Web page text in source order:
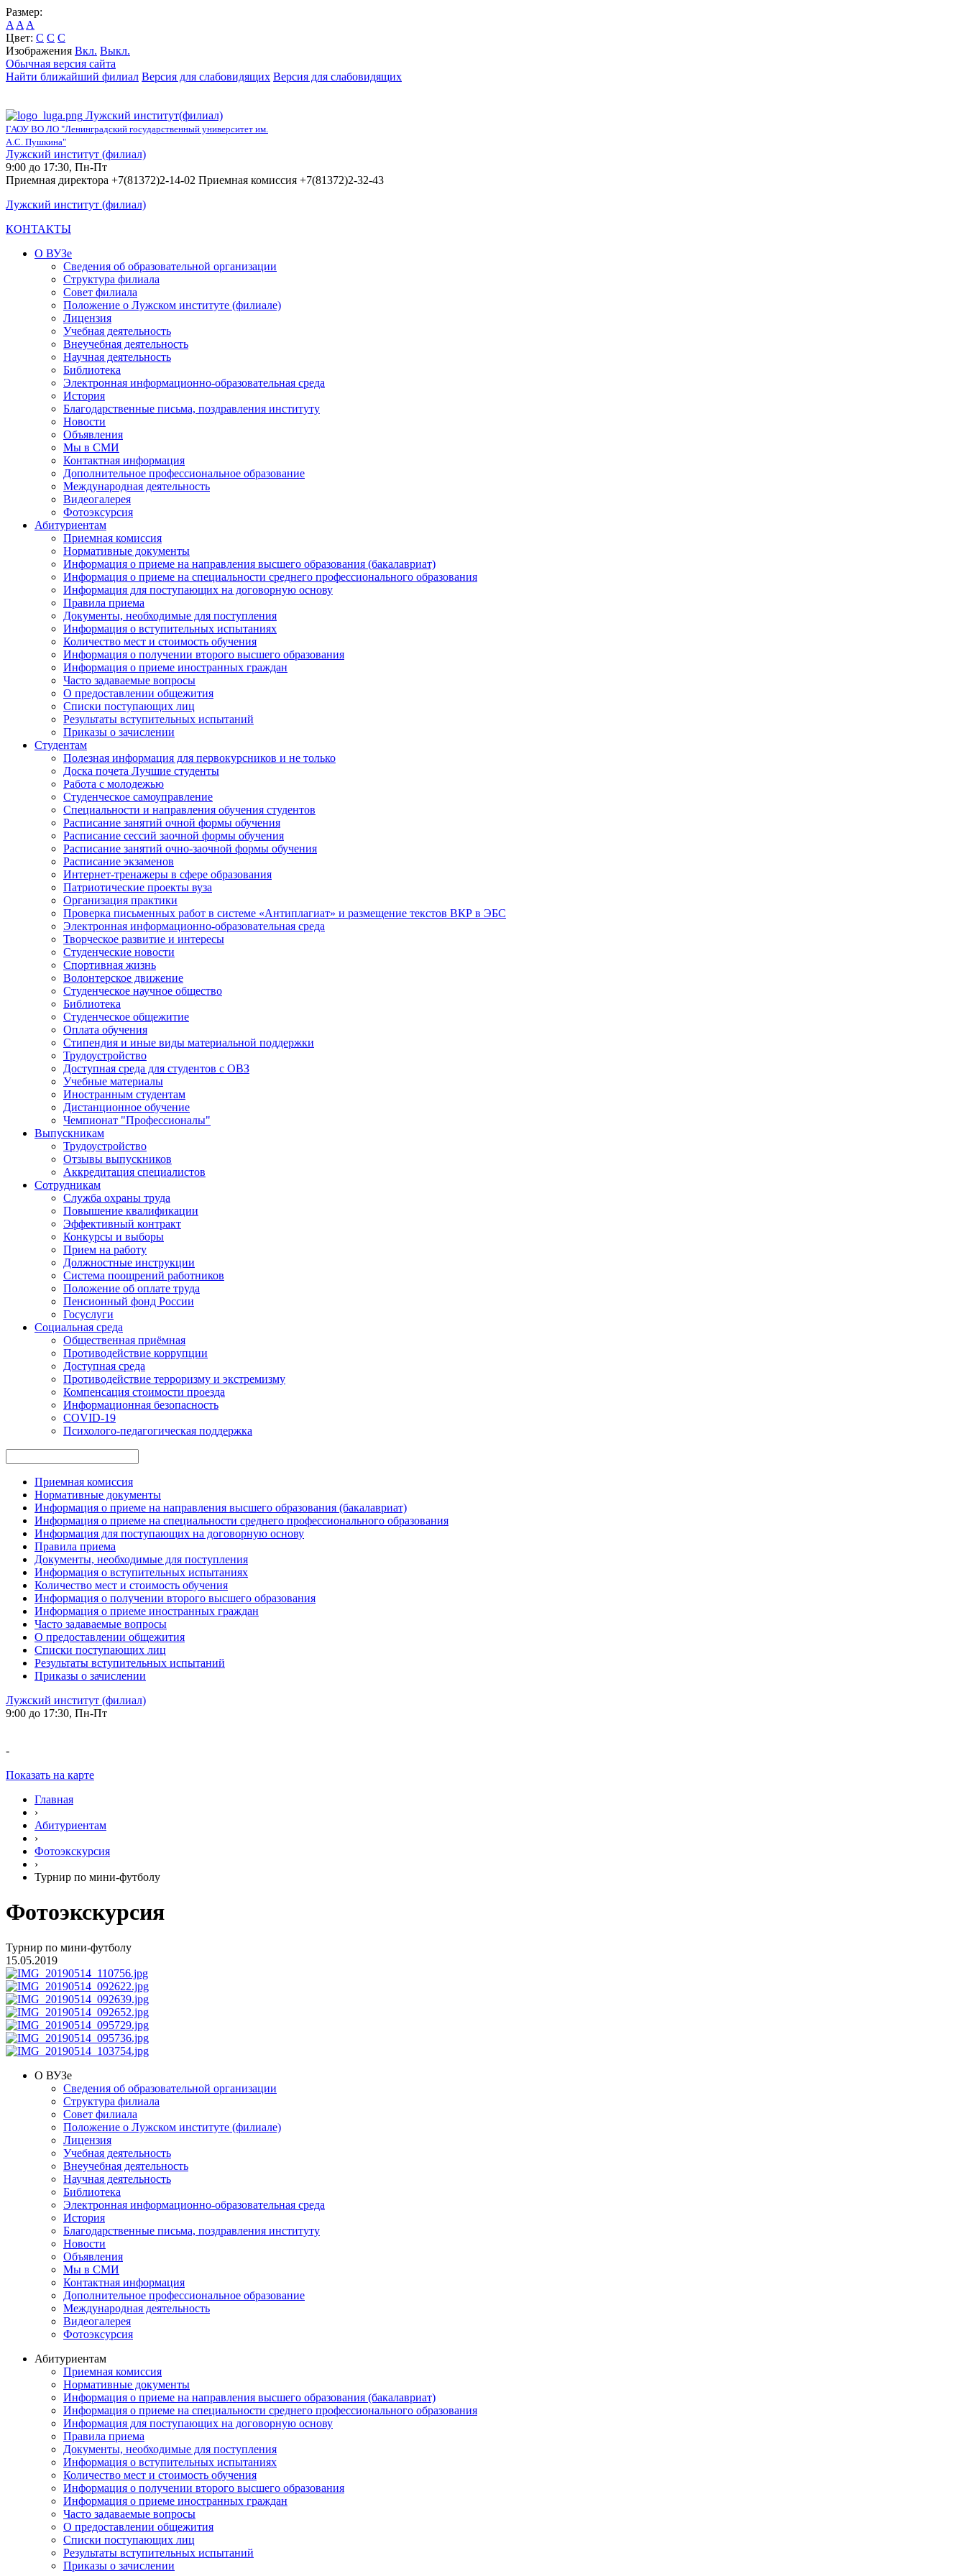
Размер:
A A A
Цвет: C C C
Изображения Вкл. Выкл.
Обычная версия сайта
Найти ближайший филиал Версия для слабовидящих Версия для слабовидящих
Лужский институт(филиал)
ГАОУ ВО ЛО "Ленинградский государственный университет им.
А.С. Пушкина"
Лужский институт (филиал)
9:00 до 17:30, Пн-Пт
Приемная директора +7(81372)2-14-02 Приемная комиссия +7(81372)2-32-43
Лужский институт (филиал)
КОНТАКТЫ
О ВУЗе
Сведения об образовательной организации
Структура филиала
Совет филиала
Положение о Лужском институте (филиале)
Лицензия
Учебная деятельность
Внеучебная деятельность
Научная деятельность
Библиотека
Электронная информационно-образовательная среда
История
Благодарственные письма, поздравления институту
Новости
Объявления
Мы в СМИ
Контактная информация
Дополнительное профессиональное образование
Международная деятельность
Видеогалерея
Фотоэксурсия
Абитуриентам
Приемная комиссия
Нормативные документы
Информация о приеме на направления высшего образования (бакалавриат)
Информация о приеме на специальности среднего профессионального образования
Информация для поступающих на договорную основу
Правила приема
Документы, необходимые для поступления
Информация о вступительных испытаниях
Количество мест и стоимость обучения
Информация о получении второго высшего образования
Информация о приеме иностранных граждан
Часто задаваемые вопросы
О предоставлении общежития
Списки поступающих лиц
Результаты вступительных испытаний
Приказы о зачислении
Студентам
Полезная информация для первокурсников и не только
Доска почета Лучшие студенты
Работа с молодежью
Студенческое самоуправление
Специальности и направления обучения студентов
Расписание занятий очной формы обучения
Расписание сессий заочной формы обучения
Расписание занятий очно-заочной формы обучения
Расписание экзаменов
Интернет-тренажеры в сфере образования
Патриотические проекты вуза
Организация практики
Проверка письменных работ в системе «Антиплагиат» и размещение текстов ВКР в ЭБС
Электронная информационно-образовательная среда
Творческое развитие и интересы
Студенческие новости
Спортивная жизнь
Волонтерское движение
Студенческое научное общество
Библиотека
Студенческое общежитие
Оплата обучения
Стипендия и иные виды материальной поддержки
Трудоустройство
Доступная среда для студентов с ОВЗ
Учебные материалы
Иностранным студентам
Дистанционное обучение
Чемпионат "Профессионалы"
Выпускникам
Трудоустройство
Отзывы выпускников
Аккредитация специалистов
Сотрудникам
Служба охраны труда
Повышение квалификации
Эффективный контракт
Конкурсы и выборы
Прием на работу
Должностные инструкции
Система поощрений работников
Положение об оплате труда
Пенсионный фонд России
Госуслуги
Социальная среда
Общественная приёмная
Противодействие коррупции
Доступная среда
Противодействие терроризму и экстремизму
Компенсация стоимости проезда
Информационная безопасность
COVID-19
Психолого-педагогическая поддержка
Приемная комиссия
Нормативные документы
Информация о приеме на направления высшего образования (бакалавриат)
Информация о приеме на специальности среднего профессионального образования
Информация для поступающих на договорную основу
Правила приема
Документы, необходимые для поступления
Информация о вступительных испытаниях
Количество мест и стоимость обучения
Информация о получении второго высшего образования
Информация о приеме иностранных граждан
Часто задаваемые вопросы
О предоставлении общежития
Списки поступающих лиц
Результаты вступительных испытаний
Приказы о зачислении
Лужский институт (филиал)
9:00 до 17:30, Пн-Пт
-
Показать на карте
Главная
›
Абитуриентам
›
Фотоэкскурсия
›
Турнир по мини-футболу
Фотоэкскурсия
Турнир по мини-футболу
15.05.2019
О ВУЗе
Сведения об образовательной организации
Структура филиала
Совет филиала
Положение о Лужском институте (филиале)
Лицензия
Учебная деятельность
Внеучебная деятельность
Научная деятельность
Библиотека
Электронная информационно-образовательная среда
История
Благодарственные письма, поздравления институту
Новости
Объявления
Мы в СМИ
Контактная информация
Дополнительное профессиональное образование
Международная деятельность
Видеогалерея
Фотоэксурсия
Абитуриентам
Приемная комиссия
Нормативные документы
Информация о приеме на направления высшего образования (бакалавриат)
Информация о приеме на специальности среднего профессионального образования
Информация для поступающих на договорную основу
Правила приема
Документы, необходимые для поступления
Информация о вступительных испытаниях
Количество мест и стоимость обучения
Информация о получении второго высшего образования
Информация о приеме иностранных граждан
Часто задаваемые вопросы
О предоставлении общежития
Списки поступающих лиц
Результаты вступительных испытаний
Приказы о зачислении